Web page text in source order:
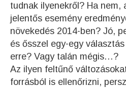
tudnak ilyenekről? Ha nem,
jelentős esemény
növekedés 2014-ben? Jó,
és ősszel egy-egy
erre? Vagy talán mégis…?
Az ilyen feltűnő
forrásból is ellenőrizni,